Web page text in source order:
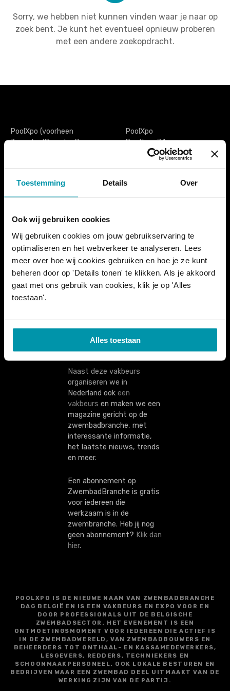
Toestemming Details Over
Ook wij gebruiken cookies
Wij gebruiken cookies om jouw gebruikservaring te
optimaliseren en het webverkeer te analyseren. Lees
meer over hoe wij cookies gebruiken en hoe je ze kunt
beheren door op 'Details tonen' te klikken. Als je akkoord
gaat met ons gebruik van cookies, klik je op 'Alles
toestaan'.
Alles toestaan
Sorry, we hebben niet kunnen vinden waar je naar op
zoek bent. Je kunt het eventueel opnieuw proberen
met een andere zoekopdracht.
PoolXpo (voorheen
ZwembadBranche Dag
extra ontmoetingsmoment
voor iedereen die actief is
zwembadbouwers tot
kassamedewerkers tot
redders, techniekers,
schoonmaakpersoneel en
beheerders: iedereen komt
er samen. Ook lokale
besturen en bedrijven waar
zijn van de partij.
PoolXpo
Postbus 74
1777ZH Hippolytushoef
tel. +31 (0)227 593433
Naast deze vakbeurs
organiseren we in
Nederland ook een
vakbeurs en maken we een
magazine gericht op de
zwembadbranche, met
interessante informatie,
het laatste nieuws, trends
en meer.
Een abonnement op
ZwembadBranche is gratis
voor iedereen die
werkzaam is in de
zwembranche. Heb jij nog
geen abonnement? Klik dan
hier.
POOLXPO IS DE NIEUWE NAAM VAN ZWEMBADBRANCHE
DAG BELGIË EN IS EEN VAKBEURS EN EXPO VOOR EN
DOOR PROFESSIONALS UIT DE BELGISCHE
ZWEMBADSECTOR. HET EVENEMENT IS EEN
ONTMOETINGSMOMENT VOOR IEDEREEN DIE ACTIEF IS
IN DE ZWEMBADWERELD, VAN ZWEMBADBOUWERS EN
BEHEERDERS TOT ONTHAAL- EN KASSAMEDEWERKERS,
LESGEVERS, REDDERS, TECHNIEKERS EN
SCHOONMAAKPERSONEEL. OOK LOKALE BESTUREN EN
BEDRIJVEN WAAR EEN ZWEMBAD DEEL UITMAAKT VAN DE
WERKING ZIJN VAN DE PARTIJ.